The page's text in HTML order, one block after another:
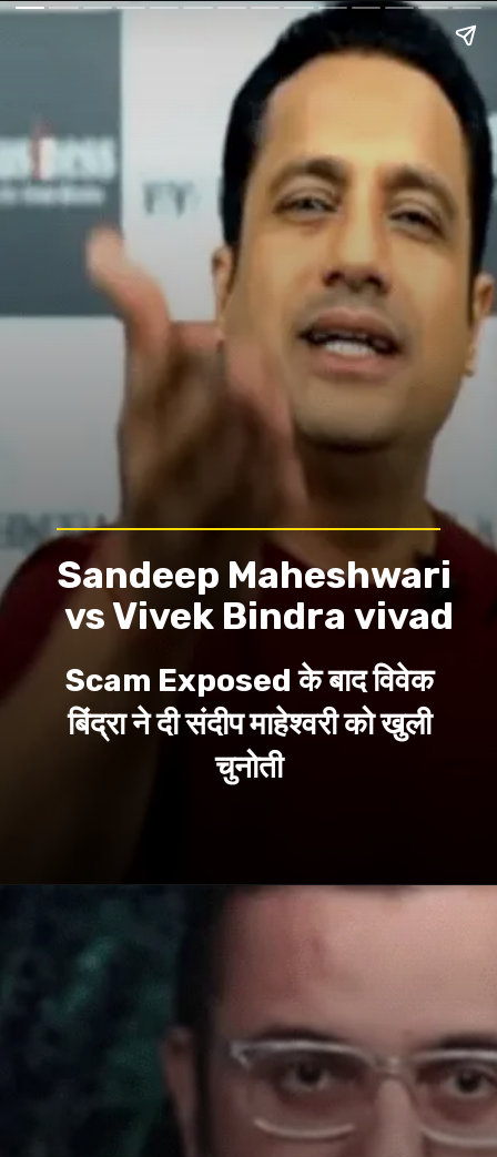
Scam Exposed के बाद विवेक
बिंद्रा ने दी संदीप माहेश्वरी को खुली
चुनोती
Sandeep Maheshwari
vs Vivek Bindra vivad